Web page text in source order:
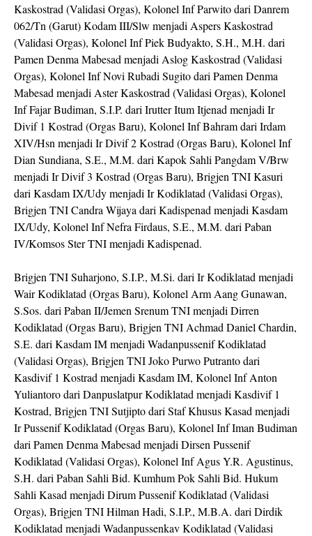
Kaskostrad (Validasi Orgas), Kolonel Inf Parwito dari Danrem
062/Tn (Garut) Kodam III/Slw menjadi Aspers Kaskostrad
(Validasi Orgas), Kolonel Inf Piek Budyakto, S.H., M.H. dari
Pamen Denma Mabesad menjadi Aslog Kaskostrad (Validasi
Orgas), Kolonel Inf Novi Rubadi Sugito dari Pamen Denma
Mabesad menjadi Aster Kaskostrad (Validasi Orgas), Kolonel
Inf Fajar Budiman, S.I.P. dari Irutter Itum Itjenad menjadi Ir
Divif 1 Kostrad (Orgas Baru), Kolonel Inf Bahram dari Irdam
XIV/Hsn menjadi Ir Divif 2 Kostrad (Orgas Baru), Kolonel Inf
Dian Sundiana, S.E., M.M. dari Kapok Sahli Pangdam V/Brw
menjadi Ir Divif 3 Kostrad (Orgas Baru), Brigjen TNI Kasuri
dari Kasdam IX/Udy menjadi Ir Kodiklatad (Validasi Orgas),
Brigjen TNI Candra Wijaya dari Kadispenad menjadi Kasdam
IX/Udy, Kolonel Inf Nefra Firdaus, S.E., M.M. dari Paban
IV/Komsos Ster TNI menjadi Kadispenad.
Brigjen TNI Suharjono, S.I.P., M.Si. dari Ir Kodiklatad menjadi
Wair Kodiklatad (Orgas Baru), Kolonel Arm Aang Gunawan,
S.Sos. dari Paban II/Jemen Srenum TNI menjadi Dirren
Kodiklatad (Orgas Baru), Brigjen TNI Achmad Daniel Chardin,
S.E. dari Kasdam IM menjadi Wadanpussenif Kodiklatad
(Validasi Orgas), Brigjen TNI Joko Purwo Putranto dari
Kasdivif 1 Kostrad menjadi Kasdam IM, Kolonel Inf Anton
Yuliantoro dari Danpuslatpur Kodiklatad menjadi Kasdivif 1
Kostrad, Brigjen TNI Sutjipto dari Staf Khusus Kasad menjadi
Ir Pussenif Kodiklatad (Orgas Baru), Kolonel Inf Iman Budiman
dari Pamen Denma Mabesad menjadi Dirsen Pussenif
Kodiklatad (Validasi Orgas), Kolonel Inf Agus Y.R. Agustinus,
S.H. dari Paban Sahli Bid. Kumhum Pok Sahli Bid. Hukum
Sahli Kasad menjadi Dirum Pussenif Kodiklatad (Validasi
Orgas), Brigjen TNI Hilman Hadi, S.I.P., M.B.A. dari Dirdik
Kodiklatad menjadi Wadanpussenkav Kodiklatad (Validasi